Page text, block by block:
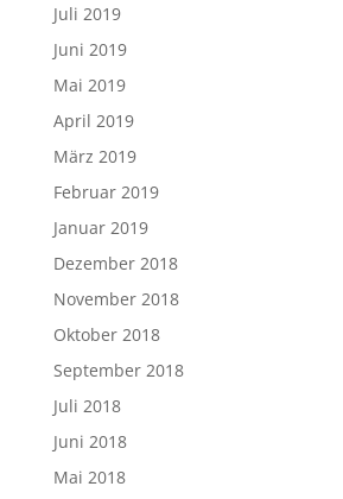
Juli 2019
Juni 2019
Mai 2019
April 2019
März 2019
Februar 2019
Januar 2019
Dezember 2018
November 2018
Oktober 2018
September 2018
Juli 2018
Juni 2018
Mai 2018